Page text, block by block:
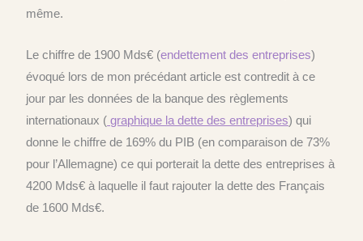
même.
Le chiffre de 1900 Mds€ (endettement des entreprises)
évoqué lors de mon précédant article est contredit à ce
jour par les données de la banque des règlements
internationaux ( graphique la dette des entreprises) qui
donne le chiffre de 169% du PIB (en comparaison de 73%
pour l’Allemagne) ce qui porterait la dette des entreprises à
4200 Mds€ à laquelle il faut rajouter la dette des Français
de 1600 Mds€.